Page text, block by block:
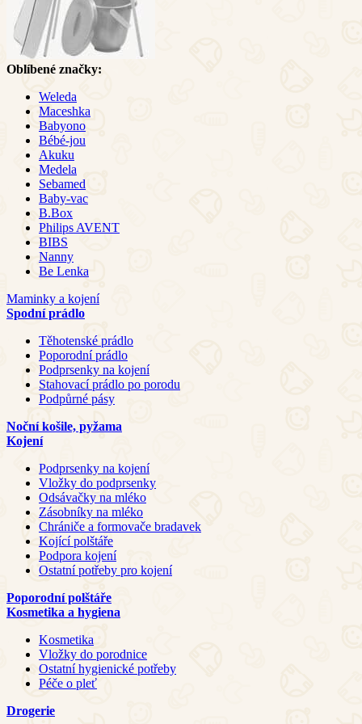
Oblíbené značky:
Weleda
Maceshka
Babyono
Bébé-jou
Akuku
Medela
Sebamed
Baby-vac
B.Box
Philips AVENT
BIBS
Nanny
Be Lenka
Maminky a kojení
Spodní prádlo
Těhotenské prádlo
Poporodní prádlo
Podprsenky na kojení
Stahovací prádlo po porodu
Podpůrné pásy
Noční košile, pyžama
Kojení
Podprsenky na kojení
Vložky do podprsenky
Odsávačky na mléko
Zásobníky na mléko
Chrániče a formovače bradavek
Kojící polštáře
Podpora kojení
Ostatní potřeby pro kojení
Poporodní polštáře
Kosmetika a hygiena
Kosmetika
Vložky do porodnice
Ostatní hygienické potřeby
Péče o pleť
Drogerie